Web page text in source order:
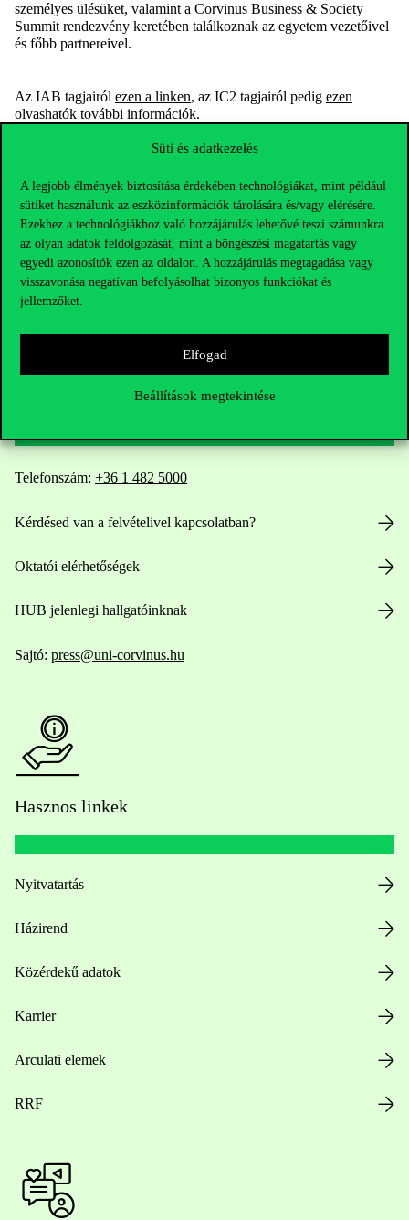
Süti és adatkezelés
A legjobb élmények biztosítása érdekében technológiákat, mint például
sütiket használunk az eszközinformációk tárolására és/vagy elérésére.
Ezekhez a technológiákhoz való hozzájárulás lehetővé teszi számunkra
az olyan adatok feldolgozását, mint a böngészési magatartás vagy
egyedi azonosítók ezen az oldalon. A hozzájárulás megtagadása vagy
visszavonása negatívan befolyásolhat bizonyos funkciókat és
jellemzőket.
Elfogad
Beállítások megtekintése
személyes ülésüket, valamint a Corvinus Business & Society
Summit rendezvény keretében találkoznak az egyetem vezetőivel
és főbb partnereivel.
Az IAB tagjairól ezen a linken, az IC2 tagjairól pedig ezen
olvashatók további információk.
Telefonszám: +36 1 482 5000
Kérdésed van a felvételivel kapcsolatban?
Oktatói elérhetőségek
HUB jelenlegi hallgatóinknak
Sajtó: press@uni-corvinus.hu
Hasznos linkek
Nyitvatartás
Házirend
Közérdekű adatok
Karrier
Arculati elemek
RRF